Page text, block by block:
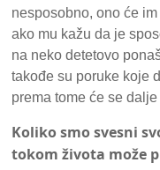
nesposobno, ono će
ako mu kažu da je
na neko detetovo
takođe su poruke koje
prema tome će se
Koliko smo svesni
tokom života može